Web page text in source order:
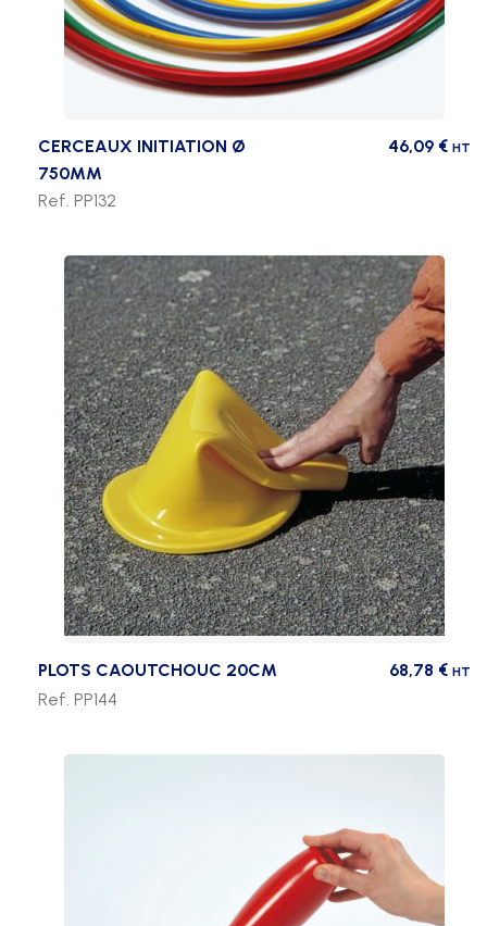
CERCEAUX INITIATION Ø
750MM
46,09 € HT
Ref. PP132
PLOTS CAOUTCHOUC 20CM 68,78 € HT
Ref. PP144